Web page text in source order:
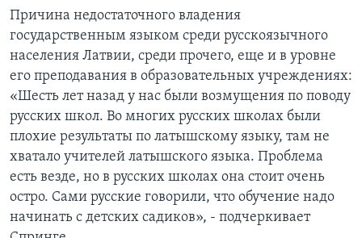
Причина недостаточного владения
государственным языком среди русскоязычного
населения Латвии, среди прочего, еще и в уровне
его преподавания в образовательных учреждениях:
«Шесть лет назад у нас были возмущения по поводу
русских школ. Во многих русских школах были
плохие результаты по латышскому языку, там не
хватало учителей латышского языка. Проблема
есть везде, но в русских школах она стоит очень
остро. Сами русские говорили, что обучение надо
начинать с детских садиков», - подчеркивает